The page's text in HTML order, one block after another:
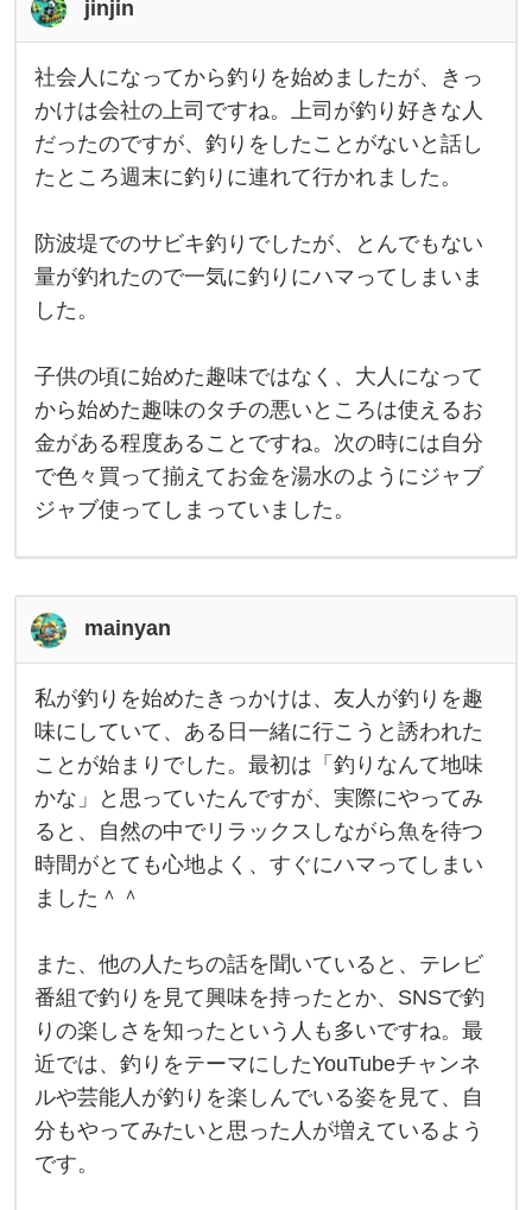
い
か
と
jinjin
社
会
人
に
な
っ
ら
釣
り
を
始
し
た
が
、
き
っ
か
け
は
社
上
司
で
す
。
上
司
社会人になってから釣りを始めましたが、きっ
かけは会社の上司ですね。上司が釣り好きな人
だったのですが、釣りをしたことがないと話し
たところ週末に釣りに連れて行かれました。
防波堤でのサビキ釣りでしたが、とんでもない
量が釣れたので一気に釣りにハマってしまいま
した。
子供の頃に始めた趣味ではなく、大人になって
から始めた趣味のタチの悪いところは使えるお
金がある程度あることですね。次の時には自分
で色々買って揃えてお金を湯水のようにジャブ
ジャブ使ってしまっていました。
mainyan
私
が
釣
り
を
始
め
た
き
っ
か
、
友
人
が
釣
り
を
趣
味
に
し
て
私が釣りを始めたきっかけは、友人が釣りを趣
味にしていて、ある日一緒に行こうと誘われた
ことが始まりでした。最初は「釣りなんて地味
かな」と思っていたんですが、実際にやってみ
ると、自然の中でリラックスしながら魚を待つ
時間がとても心地よく、すぐにハマってしまい
ました＾＾
また、他の人たちの話を聞いていると、テレビ
番組で釣りを見て興味を持ったとか、SNSで釣
りの楽しさを知ったという人も多いですね。最
近では、釣りをテーマにしたYouTubeチャンネ
ルや芸能人が釣りを楽しんでいる姿を見て、自
分もやってみたいと思った人が増えているよう
です。